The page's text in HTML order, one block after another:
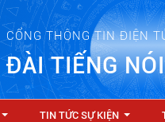
CỔNG THÔNG TIN ĐIỆN
ĐÀI TIẾNG
TIN TỨC SỰ KIỆN